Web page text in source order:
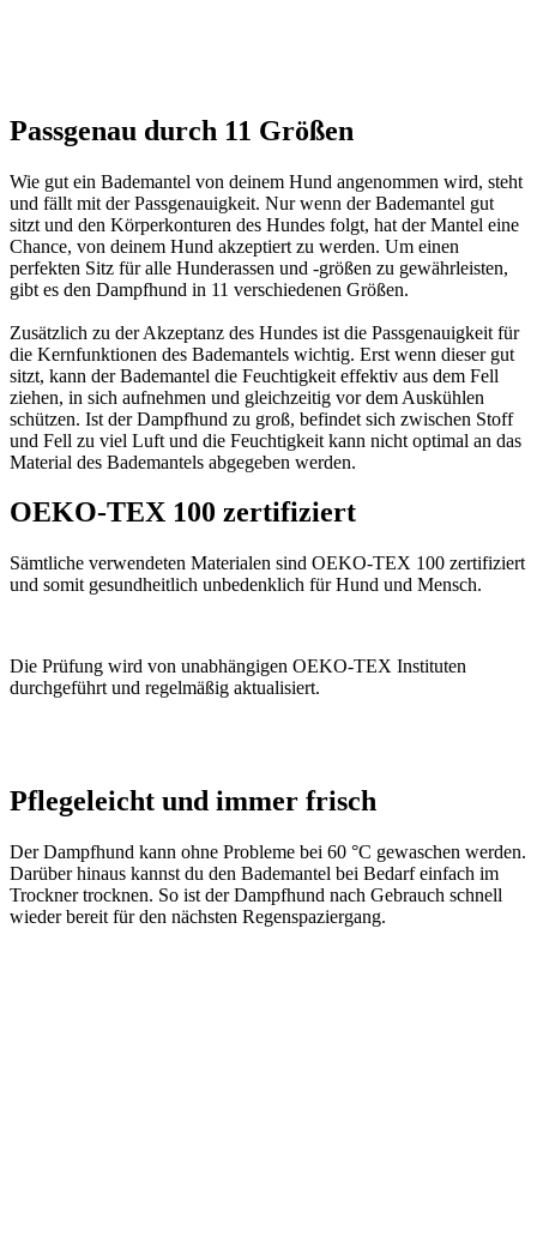
Passgenau durch 11 Größen
Wie gut ein Bademantel von deinem Hund angenommen wird, steht
und fällt mit der Passgenauigkeit. Nur wenn der Bademantel gut
sitzt und den Körperkonturen des Hundes folgt, hat der Mantel eine
Chance, von deinem Hund akzeptiert zu werden. Um einen
perfekten Sitz für alle Hunderassen und -größen zu gewährleisten,
gibt es den Dampfhund in 11 verschiedenen Größen.
Zusätzlich zu der Akzeptanz des Hundes ist die Passgenauigkeit für
die Kernfunktionen des Bademantels wichtig. Erst wenn dieser gut
sitzt, kann der Bademantel die Feuchtigkeit effektiv aus dem Fell
ziehen, in sich aufnehmen und gleichzeitig vor dem Auskühlen
schützen. Ist der Dampfhund zu groß, befindet sich zwischen Stoff
und Fell zu viel Luft und die Feuchtigkeit kann nicht optimal an das
Material des Bademantels abgegeben werden.
OEKO-TEX 100 zertifiziert
Sämtliche verwendeten Materialen sind OEKO-TEX 100 zertifiziert
und somit gesundheitlich unbedenklich für Hund und Mensch.
Die Prüfung wird von unabhängigen OEKO-TEX Instituten
durchgeführt und regelmäßig aktualisiert.
Pflegeleicht und immer frisch
Der Dampfhund kann ohne Probleme bei 60 °C gewaschen werden.
Darüber hinaus kannst du den Bademantel bei Bedarf einfach im
Trockner trocknen. So ist der Dampfhund nach Gebrauch schnell
wieder bereit für den nächsten Regenspaziergang.